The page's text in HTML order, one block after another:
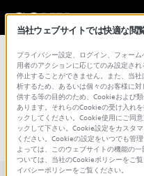
総合サポート・お
文書番号 : S1201119002880 / 最終
PS Vitaにおでかけ
当社ウェブサイトでは快適な閲
プライバシー設定、ログイン、フォー
用者のアクションに応じてのみ設定さ
停止することができません。また、当
析するため、あるいは個々のお客様に
供する等の目的のため、Cookieおよび
あります。それらのCookieの受け入れ
ックしてください。Cookie使用にご同
ックして下さい。Cookie設定をカスタ
ください。Cookieの設定をいつでも管
よっては、このウェブサイトの機能の
ついては、当社のCookieポリシーをご
イバシーポリシーをご覧ください。